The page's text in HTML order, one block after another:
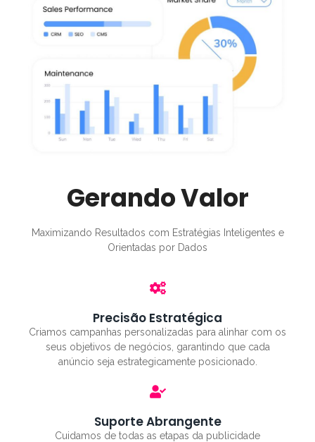
Gerando Valor
Maximizando Resultados com Estratégias Inteligentes e
Orientadas por Dados
Precisão Estratégica
Criamos campanhas personalizadas para alinhar com os
seus objetivos de negócios, garantindo que cada
anúncio seja estrategicamente posicionado.
Suporte Abrangente
Cuidamos de todas as etapas da publicidade